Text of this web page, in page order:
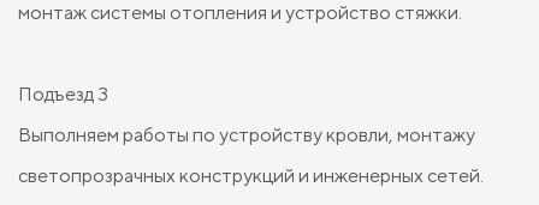
монтаж системы отопления и устройство стяжки.
Подъезд 3
Выполняем работы по устройству кровли, монтажу
светопрозрачных конструкций и инженерных сетей.